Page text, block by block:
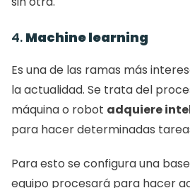
4. Machine learning
Es una de las ramas más
la actualidad. Se trata del
máquina o robot
para hacer determinadas
Para esto se configura una